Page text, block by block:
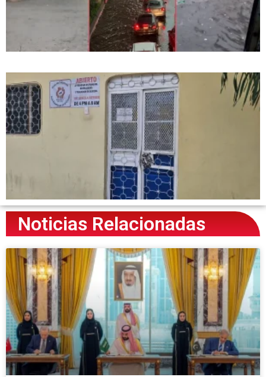
Noticias Relacionadas